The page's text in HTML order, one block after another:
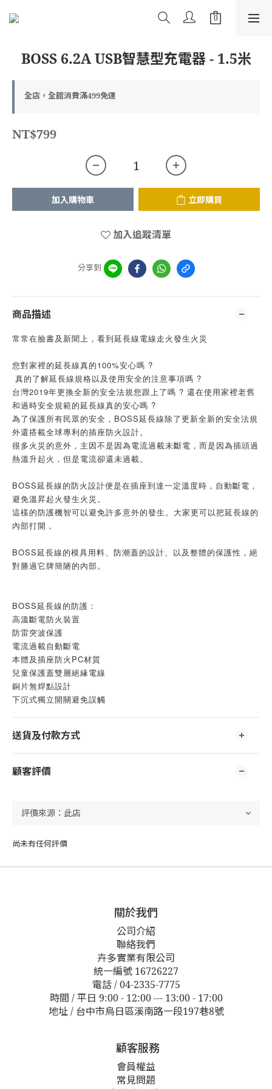
BOSS 6.2A USB智慧型充電器 - 1.5米
全店，全館消費滿499免運
NT$799
加入購物車 立即購買
加入追蹤清單
分享到
商品描述
常常在臉書及新聞上，看到延長線電線走火發生火災
您對家裡的延長線真的100%安心嗎 ?
真的了解延長線規格以及使用安全的注意事項嗎 ?
台灣2019年更換全新的安全法規您跟上了嗎 ? 還在使用家裡老舊
和過時安全規範的延長線真的安心嗎 ?
為了保護所有民眾的安全，BOSS延長線除了更新全新的安全法規
外還搭載全球專利的插座防火設計。
很多火災的意外，主因不是因為電流過載未斷電，而是因為插頭過
熱溫升起火，但是電流卻還未過載。
BOSS延長線的防火設計便是在插座到達一定溫度時，自動斷電，
避免溫昇起火發生火災。
這樣的防護機智可以避免許多意外的發生。大家更可以把延長線的
內部打開，
BOSS延長線的模具用料、防潮蓋的設計、以及整體的保護性，絕
對勝過它牌簡陋的內部。
BOSS延長線的防護：
高溫斷電防火裝置
防雷突波保護
電流過載自動斷電
本體及插座防火PC材質
兒童保護蓋雙層絕緣電線
銅片無焊點設計
下沉式獨立開關避免誤觸
送貨及付款方式
顧客評價
尚未有任何評價
關於我們
公司介紹
聯絡我們
卉多實業有限公司
統一編號 16726227
電話 / 04-2335-7775
時間 / 平日 9:00 - 12:00 --- 13:00 - 17:00
地址 / 台中市烏日區溪南路一段197巷8號
顧客服務
會員權益
常見問題